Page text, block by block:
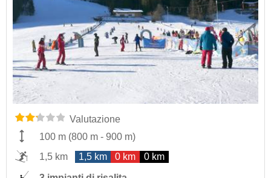
Valutazione
100 m (800 m - 900 m)
1,5 km
1,5 km 0 km 0 km